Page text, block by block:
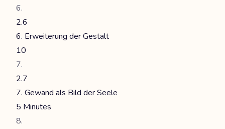
2.6
6. Erweiterung der Gestalt
10
2.7
7. Gewand als Bild der Seele
5 Minutes